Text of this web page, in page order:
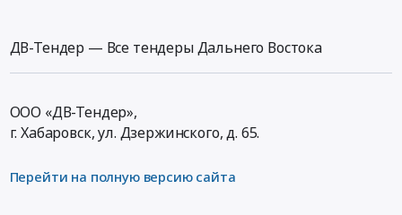
ДВ-Тендер — Все тендеры Дальнего Востока
ООО «ДВ-Тендер»,
г. Хабаровск,ул. Дзержинского, д. 65.
Перейти на полную версию сайта